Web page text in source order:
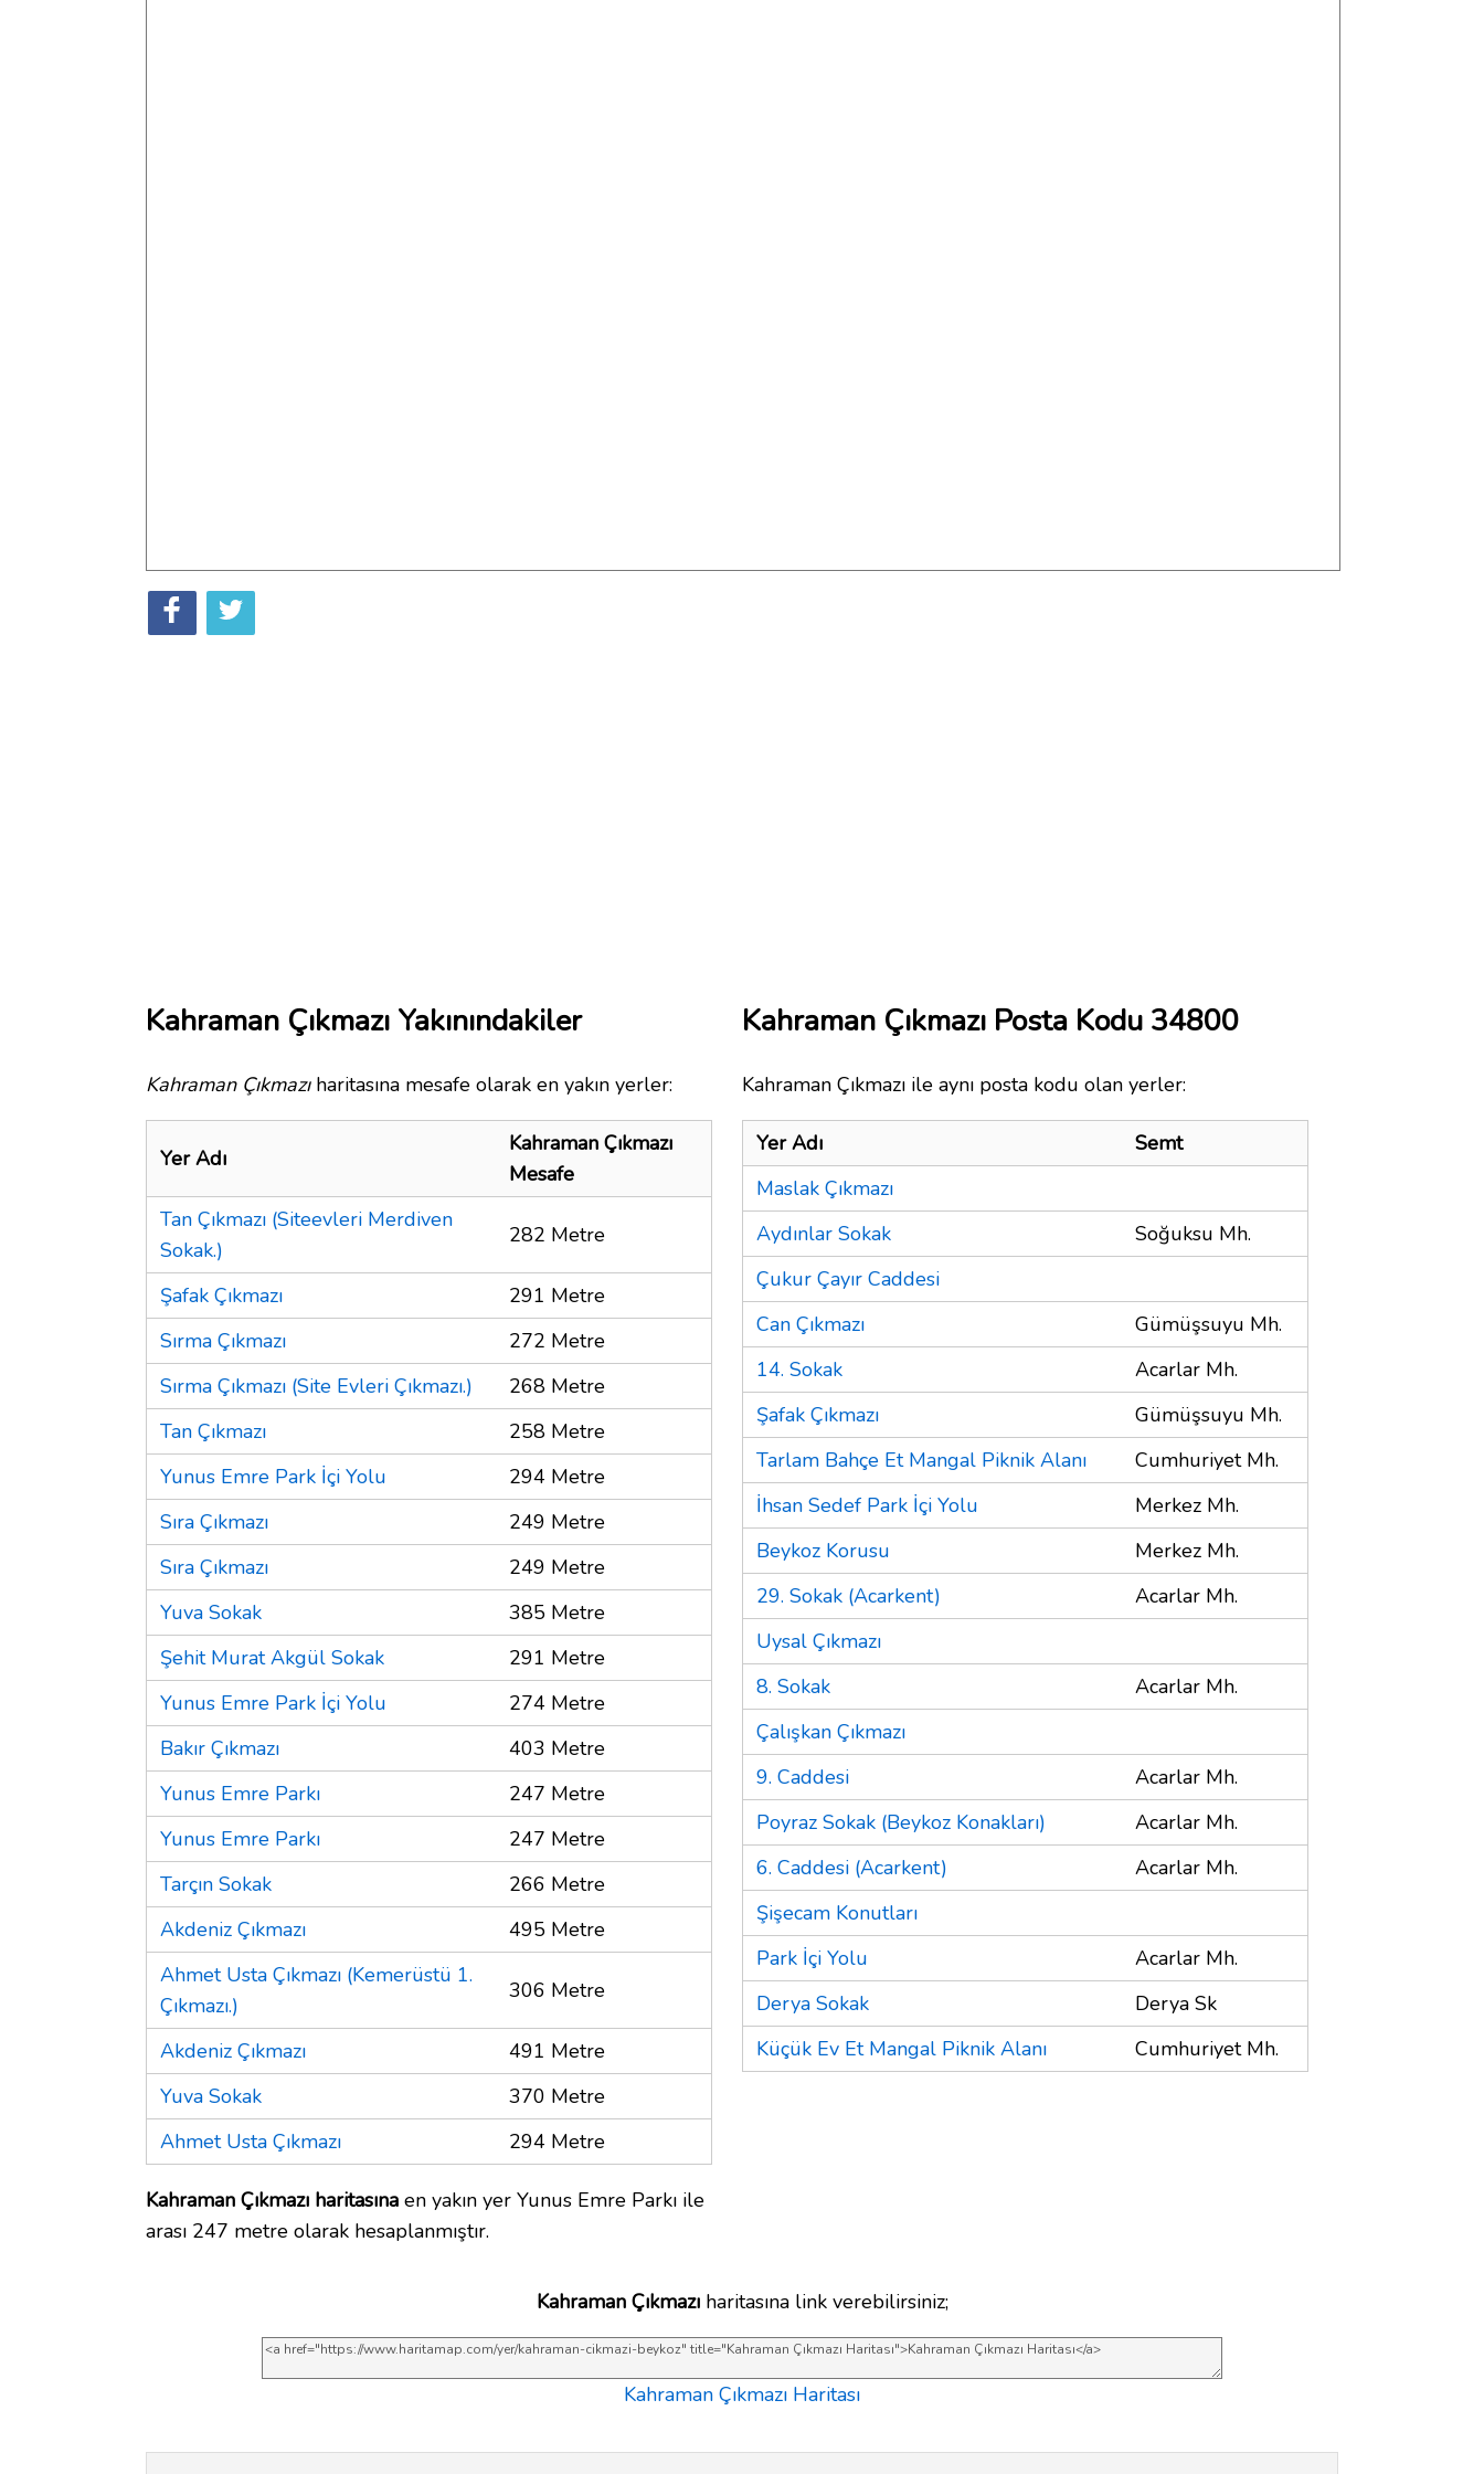
Kahraman Çıkmazı Yakınındakiler
Kahraman Çıkmazıharitasına mesafe olarak en yakın yerler:
Yer Adı
Kahraman Çıkmazı
Mesafe
Tan Çıkmazı (Siteevleri Merdiven
Sokak.)
282 Metre
Şafak Çıkmazı
291 Metre
Sırma Çıkmazı
272 Metre
Sırma Çıkmazı (Site Evleri Çıkmazı.)
268 Metre
Tan Çıkmazı
258 Metre
Yunus Emre Park İçi Yolu
294 Metre
Sıra Çıkmazı
249 Metre
Sıra Çıkmazı
249 Metre
Yuva Sokak
385 Metre
Şehit Murat Akgül Sokak
291 Metre
Yunus Emre Park İçi Yolu
274 Metre
Bakır Çıkmazı
403 Metre
Yunus Emre Parkı
247 Metre
Yunus Emre Parkı
247 Metre
Tarçın Sokak
266 Metre
Akdeniz Çıkmazı
495 Metre
Ahmet Usta Çıkmazı (Kemerüstü 1.
Çıkmazı.)
306 Metre
Akdeniz Çıkmazı
491 Metre
Yuva Sokak
370 Metre
Ahmet Usta Çıkmazı
294 Metre
Kahraman Çıkmazı haritasına en yakın yer Yunus Emre Parkı ile
arası 247 metre olarak hesaplanmıştır.
Kahraman Çıkmazı Posta Kodu 34800
Kahraman Çıkmazı ile aynı posta kodu olan yerler:
Yer Adı
Semt
Maslak Çıkmazı
Aydınlar Sokak
Soğuksu Mh.
Çukur Çayır Caddesi
Can Çıkmazı
Gümüşsuyu Mh.
14. Sokak
Acarlar Mh.
Şafak Çıkmazı
Gümüşsuyu Mh.
Tarlam Bahçe Et Mangal Piknik Alanı
Cumhuriyet Mh.
İhsan Sedef Park İçi Yolu
Merkez Mh.
Beykoz Korusu
Merkez Mh.
29. Sokak (Acarkent)
Acarlar Mh.
Uysal Çıkmazı
8. Sokak
Acarlar Mh.
Çalışkan Çıkmazı
9. Caddesi
Acarlar Mh.
Poyraz Sokak (Beykoz Konakları)
Acarlar Mh.
6. Caddesi (Acarkent)
Acarlar Mh.
Şişecam Konutları
Park İçi Yolu
Acarlar Mh.
Derya Sokak
Derya Sk
Küçük Ev Et Mangal Piknik Alanı
Cumhuriyet Mh.
Kahraman Çıkmazıharitasına link verebilirsiniz;
Kahraman Çıkmazı Haritası